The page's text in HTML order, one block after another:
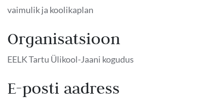
vaimulik ja koolikaplan
Organisatsioon
EELK Tartu Ülikool-Jaani kogudus
E-posti aadress